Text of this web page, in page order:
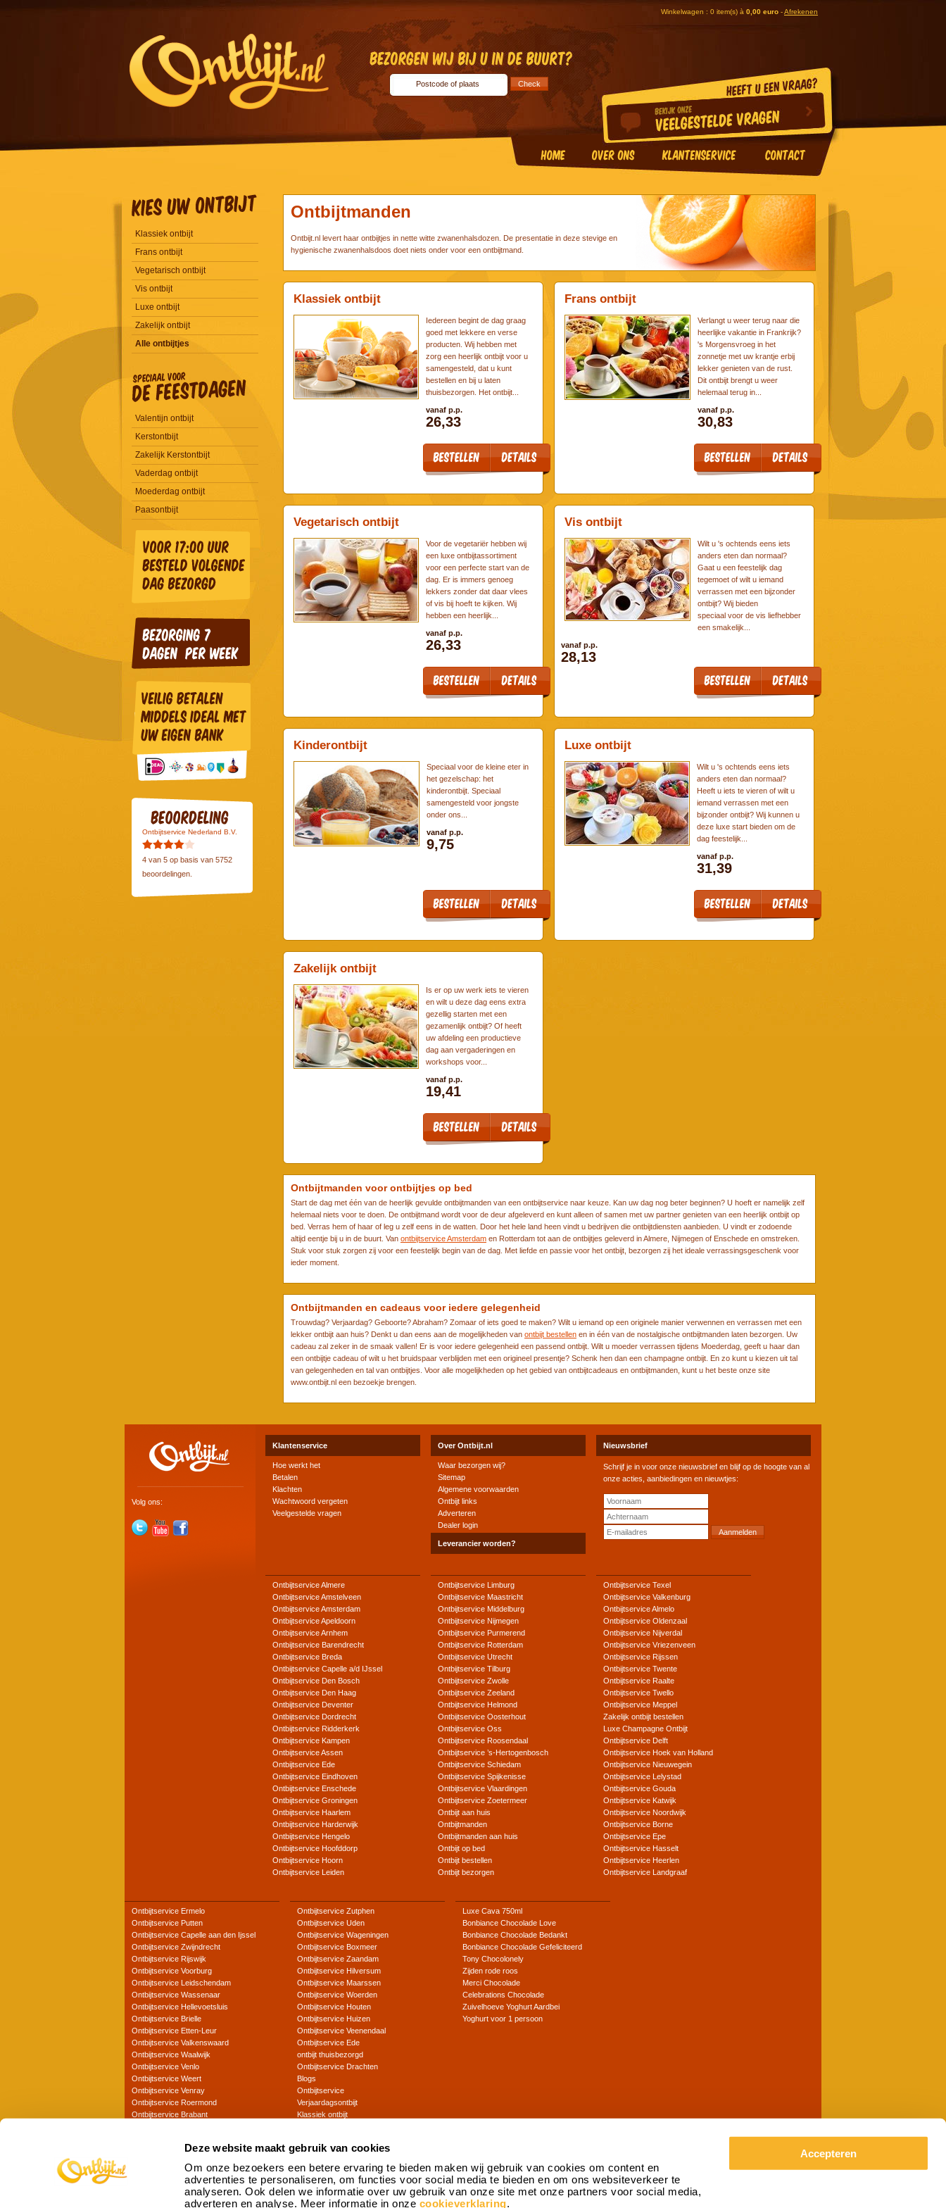
Deze website maakt gebruik van cookies
Om onze bezoekers een betere ervaring te bieden maken wij gebruik van cookies om content en
advertenties te personaliseren, om functies voor social media te bieden en om ons websiteverkeer te
analyseren. Ook delen we informatie over uw gebruik van onze site met onze partners voor social media,
adverteren en analyse. Meer informatie in onze cookieverklaring.
Accepteren
Ontbijtmanden
Ontbijt.nl levert haar ontbijtjes in nette witte zwanenhalsdozen. De presentatie in deze stevige en
hygienische zwanenhalsdoos doet niets onder voor een ontbijtmand.
Klassiek ontbijt
Iedereen begint de dag graag
goed met lekkere en verse
producten. Wij hebben met
zorg een heerlijk ontbijt voor u
samengesteld, dat u kunt
bestellen en bij u laten
thuisbezorgen. Het ontbijt...
vanaf p.p.
26,33
Frans ontbijt
Verlangt u weer terug naar die
heerlijke vakantie in Frankrijk?
's Morgensvroeg in het
zonnetje met uw krantje erbij
lekker genieten van de rust.
Dit ontbijt brengt u weer
helemaal terug in...
vanaf p.p.
30,83
Vegetarisch ontbijt
Voor de vegetariër hebben wij
een luxe ontbijtassortiment
voor een perfecte start van de
dag. Er is immers genoeg
lekkers zonder dat daar vlees
of vis bij hoeft te kijken. Wij
hebben een heerlijk...
vanaf p.p.
26,33
Vis ontbijt
Wilt u 's ochtends eens iets
anders eten dan normaal?
Gaat u een feestelijk dag
tegemoet of wilt u iemand
verrassen met een bijzonder
ontbijt? Wij bieden
speciaal voor de vis liefhebber
een smakelijk...
vanaf p.p.
28,13
Kinderontbijt
Speciaal voor de kleine eter in
het gezelschap: het
kinderontbijt. Speciaal
samengesteld voor jongste
onder ons...
vanaf p.p.
9,75
Luxe ontbijt
Wilt u 's ochtends eens iets
anders eten dan normaal?
Heeft u iets te vieren of wilt u
iemand verrassen met een
bijzonder ontbijt? Wij kunnen u
deze luxe start bieden om de
dag feestelijk...
vanaf p.p.
31,39
Zakelijk ontbijt
Is er op uw werk iets te vieren
en wilt u deze dag eens extra
gezellig starten met een
gezamenlijk ontbijt? Of heeft
uw afdeling een productieve
dag aan vergaderingen en
workshops voor...
vanaf p.p.
19,41
Ontbijtmanden voor ontbijtjes op bed
Start de dag met één van de heerlijk gevulde ontbijtmanden van een ontbijtservice naar keuze. Kan uw dag nog beter beginnen? U hoeft er namelijk zelf
helemaal niets voor te doen. De ontbijtmand wordt voor de deur afgeleverd en kunt alleen of samen met uw partner genieten van een heerlijk ontbijt op
bed. Verras hem of haar of leg u zelf eens in de watten. Door het hele land heen vindt u bedrijven die ontbijtdiensten aanbieden. U vindt er zodoende
altijd eentje bij u in de buurt. Van ontbijtservice Amsterdam en Rotterdam tot aan de ontbijtjes geleverd in Almere, Nijmegen of Enschede en omstreken.
Stuk voor stuk zorgen zij voor een feestelijk begin van de dag. Met liefde en passie voor het ontbijt, bezorgen zij het ideale verrassingsgeschenk voor
ieder moment.
Ontbijtmanden en cadeaus voor iedere gelegenheid
Trouwdag? Verjaardag? Geboorte? Abraham? Zomaar of iets goed te maken? Wilt u iemand op een originele manier verwennen en verrassen met een
lekker ontbijt aan huis? Denkt u dan eens aan de mogelijkheden van ontbijt bestellen en in één van de nostalgische ontbijtmanden laten bezorgen. Uw
cadeau zal zeker in de smaak vallen! Er is voor iedere gelegenheid een passend ontbijt. Wilt u moeder verrassen tijdens Moederdag, geeft u haar dan
een ontbijtje cadeau of wilt u het bruidspaar verblijden met een origineel presentje? Schenk hen dan een champagne ontbijt. En zo kunt u kiezen uit tal
van gelegenheden en tal van ontbijtjes. Voor alle mogelijkheden op het gebied van ontbijtcadeaus en ontbijtmanden, kunt u het beste onze site
www.ontbijt.nl een bezoekje brengen.
Klassiek ontbijt
Frans ontbijt
Vegetarisch ontbijt
Vis ontbijt
Luxe ontbijt
Zakelijk ontbijt
Alle ontbijtjes
Valentijn ontbijt
Kerstontbijt
Zakelijk Kerstontbijt
Vaderdag ontbijt
Moederdag ontbijt
Paasontbijt
Ontbijtservice Nederland B.V.
4 van 5 op basis van 5752
beoordelingen.
Volg ons:
Klantenservice
Hoe werkt het
Betalen
Klachten
Wachtwoord vergeten
Veelgestelde vragen
Over Ontbijt.nl
Waar bezorgen wij?
Sitemap
Algemene voorwaarden
Ontbijt links
Adverteren
Dealer login
Leverancier worden?
Nieuwsbrief
Schrijf je in voor onze nieuwsbrief en blijf op de hoogte van al
onze acties, aanbiedingen en nieuwtjes:
Ontbijtservice Almere
Ontbijtservice Amstelveen
Ontbijtservice Amsterdam
Ontbijtservice Apeldoorn
Ontbijtservice Arnhem
Ontbijtservice Barendrecht
Ontbijtservice Breda
Ontbijtservice Capelle a/d IJssel
Ontbijtservice Den Bosch
Ontbijtservice Den Haag
Ontbijtservice Deventer
Ontbijtservice Dordrecht
Ontbijtservice Ridderkerk
Ontbijtservice Kampen
Ontbijtservice Assen
Ontbijtservice Ede
Ontbijtservice Eindhoven
Ontbijtservice Enschede
Ontbijtservice Groningen
Ontbijtservice Haarlem
Ontbijtservice Harderwijk
Ontbijtservice Hengelo
Ontbijtservice Hoofddorp
Ontbijtservice Hoorn
Ontbijtservice Leiden
Ontbijtservice Limburg
Ontbijtservice Maastricht
Ontbijtservice Middelburg
Ontbijtservice Nijmegen
Ontbijtservice Purmerend
Ontbijtservice Rotterdam
Ontbijtservice Utrecht
Ontbijtservice Tilburg
Ontbijtservice Zwolle
Ontbijtservice Zeeland
Ontbijtservice Helmond
Ontbijtservice Oosterhout
Ontbijtservice Oss
Ontbijtservice Roosendaal
Ontbijtservice ’s-Hertogenbosch
Ontbijtservice Schiedam
Ontbijtservice Spijkenisse
Ontbijtservice Vlaardingen
Ontbijtservice Zoetermeer
Ontbijt aan huis
Ontbijtmanden
Ontbijtmanden aan huis
Ontbijt op bed
Ontbijt bestellen
Ontbijt bezorgen
Ontbijtservice Texel
Ontbijtservice Valkenburg
Ontbijtservice Almelo
Ontbijtservice Oldenzaal
Ontbijtservice Nijverdal
Ontbijtservice Vriezenveen
Ontbijtservice Rijssen
Ontbijtservice Twente
Ontbijtservice Raalte
Ontbijtservice Twello
Ontbijtservice Meppel
Zakelijk ontbijt bestellen
Luxe Champagne Ontbijt
Ontbijtservice Delft
Ontbijtservice Hoek van Holland
Ontbijtservice Nieuwegein
Ontbijtservice Lelystad
Ontbijtservice Gouda
Ontbijtservice Katwijk
Ontbijtservice Noordwijk
Ontbijtservice Borne
Ontbijtservice Epe
Ontbijtservice Hasselt
Ontbijtservice Heerlen
Ontbijtservice Landgraaf
Ontbijtservice Ermelo
Ontbijtservice Putten
Ontbijtservice Capelle aan den Ijssel
Ontbijtservice Zwijndrecht
Ontbijtservice Rijswijk
Ontbijtservice Voorburg
Ontbijtservice Leidschendam
Ontbijtservice Wassenaar
Ontbijtservice Hellevoetsluis
Ontbijtservice Brielle
Ontbijtservice Etten-Leur
Ontbijtservice Valkenswaard
Ontbijtservice Waalwijk
Ontbijtservice Venlo
Ontbijtservice Weert
Ontbijtservice Venray
Ontbijtservice Roermond
Ontbijtservice Brabant
Ontbijtservice Noord-Holland
Ontbijtservice Overijssel
Ontbijtservice Flevoland
Ontbijtservice Aalsmeer
Ontbijtservice Doetinchem
Ontbijtservice Zutphen
Ontbijtservice Uden
Ontbijtservice Wageningen
Ontbijtservice Boxmeer
Ontbijtservice Zaandam
Ontbijtservice Hilversum
Ontbijtservice Maarssen
Ontbijtservice Woerden
Ontbijtservice Houten
Ontbijtservice Huizen
Ontbijtservice Veenendaal
Ontbijtservice Ede
ontbijt thuisbezorgd
Ontbijtservice Drachten
Blogs
Ontbijtservice
Verjaardagsontbijt
Klassiek ontbijt
Vis ontbijt
Kinderontbijt
Luxe ontbijt
Zakelijk ontbijt
Luxe Champagne 375ml
Luxe Cava 750ml
Bonbiance Chocolade Love
Bonbiance Chocolade Bedankt
Bonbiance Chocolade Gefeliciteerd
Tony Chocolonely
Zijden rode roos
Merci Chocolade
Celebrations Chocolade
Zuivelhoeve Yoghurt Aardbei
Yoghurt voor 1 persoon
Winkelwagen : 0 item(s) à 0,00 euro -Afrekenen